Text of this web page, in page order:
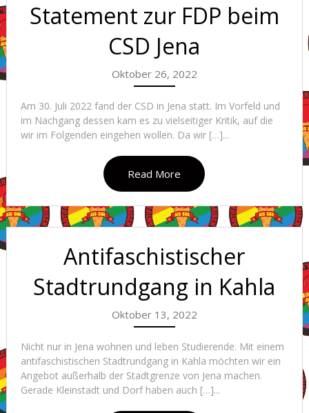
Statement zur FDP beim
CSD Jena
Oktober 26, 2022
Am 30. Juli 2022 fand der CSD in Jena statt. Im Vorfeld und
im Nachgang dessen kam es zu vielseitiger Kritik, auf die
wir im Folgenden eingehen wollen. Da wir […]...
Read More
Antifaschistischer
Stadtrundgang in Kahla
Oktober 13, 2022
Nicht nur in Jena wohnen und leben Studierende. Mit einem
antifaschistischen Stadtrundgang in Kahla möchten wir ein
Angebot außerhalb der Stadtgrenze von Jena machen.
Gerade Kleinstadt und Dorf haben auch […]...